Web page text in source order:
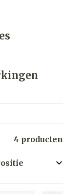
4 producten
op: